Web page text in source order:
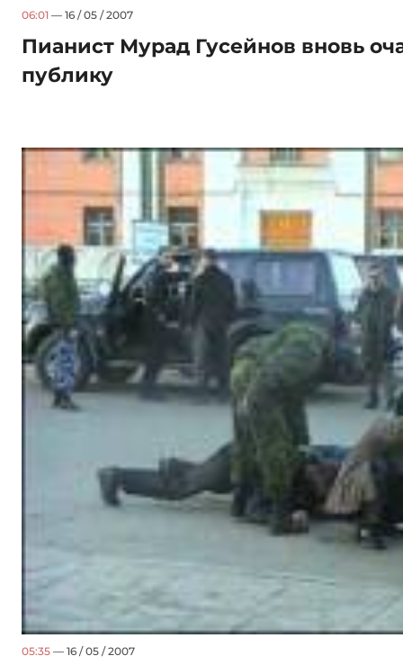
06:01 — 16 / 05 / 2007
Пианист Мурад Гусейнов вновь
публику
05:35 — 16 / 05 / 2007